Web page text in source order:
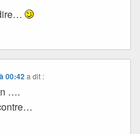
00:42 a dit :
….